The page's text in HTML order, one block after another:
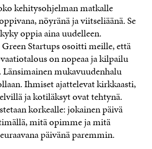
kehitysohjelman matkalle
nöyränä ja viitseliäänä. Se
oppia aina uudelleen.
Startups osoitti meille, että
on nopeaa ja kilpailu
mukavuudenhalu
Ihmiset ajattelevat kirkkaasti,
ja kotiläksyt ovat tehtynä.
korkealle: jokainen päivä
mitä opimme ja mitä
päivänä paremmin.